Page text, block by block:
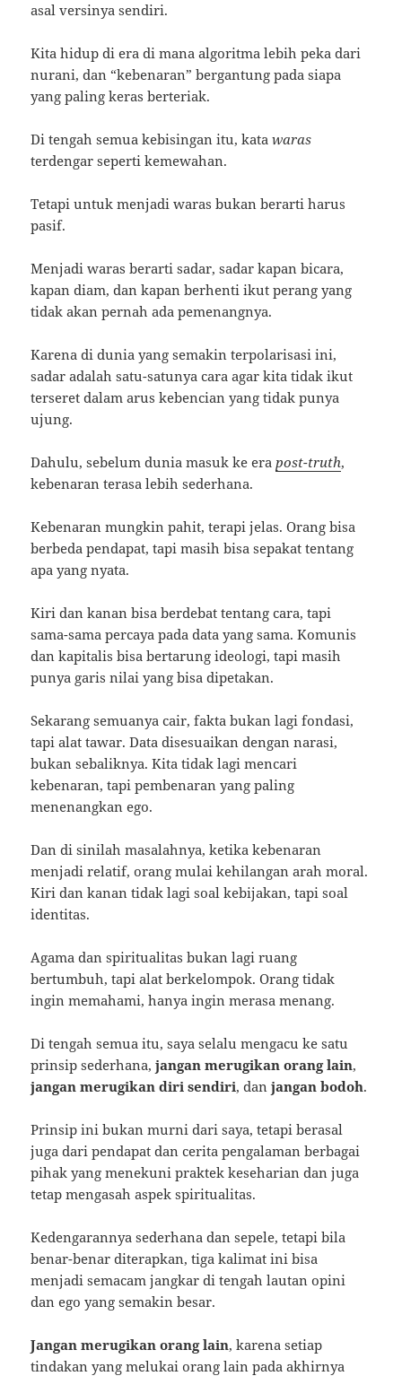
asal versinya sendiri.
Kita hidup di era di mana algoritma lebih peka dari
nurani, dan “kebenaran” bergantung pada siapa
yang paling keras berteriak.
Di tengah semua kebisingan itu, katawaras
terdengar seperti kemewahan.
Tetapi untuk menjadi waras bukan berarti harus
pasif.
Menjadi waras berarti sadar, sadar kapan bicara,
kapan diam, dan kapan berhenti ikut perang yang
tidak akan pernah ada pemenangnya.
Karena di dunia yang semakin terpolarisasi ini,
sadar adalah satu-satunya cara agar kita tidak ikut
terseret dalam arus kebencian yang tidak punya
ujung.
Dahulu, sebelum dunia masuk ke erapost-truth,
kebenaran terasa lebih sederhana.
Kebenaran mungkin pahit, terapi jelas. Orang bisa
berbeda pendapat, tapi masih bisa sepakat tentang
apa yang nyata.
Kiri dan kanan bisa berdebat tentang cara, tapi
sama-sama percaya pada data yang sama. Komunis
dan kapitalis bisa bertarung ideologi, tapi masih
punya garis nilai yang bisa dipetakan.
Sekarang semuanya cair, fakta bukan lagi fondasi,
tapi alat tawar. Data disesuaikan dengan narasi,
bukan sebaliknya. Kita tidak lagi mencari
kebenaran, tapi pembenaran yang paling
menenangkan ego.
Dan di sinilah masalahnya, ketika kebenaran
menjadi relatif, orang mulai kehilangan arah moral.
Kiri dan kanan tidak lagi soal kebijakan, tapi soal
identitas.
Agama dan spiritualitas bukan lagi ruang
bertumbuh, tapi alat berkelompok. Orang tidak
ingin memahami, hanya ingin merasa menang.
Di tengah semua itu, saya selalu mengacu ke satu
prinsip sederhana,jangan merugikan orang lain,
jangan merugikan diri sendiri, danjangan bodoh.
Prinsip ini bukan murni dari saya, tetapi berasal
juga dari pendapat dan cerita pengalaman berbagai
pihak yang menekuni praktek keseharian dan juga
tetap mengasah aspek spiritualitas.
Kedengarannya sederhana dan sepele, tetapi bila
benar-benar diterapkan, tiga kalimat ini bisa
menjadi semacam jangkar di tengah lautan opini
dan ego yang semakin besar.
Jangan merugikan orang lain, karena setiap
tindakan yang melukai orang lain pada akhirnya